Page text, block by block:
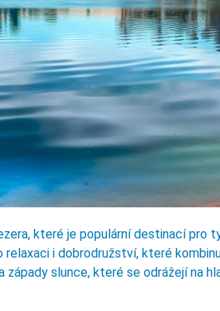
které je populární destinací pro
i dobrodružství, které
slunce, které se odrážejí na